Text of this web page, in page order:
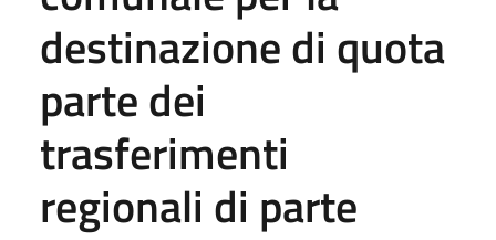
destinazione di quota
parte dei
trasferimenti
regionali di parte